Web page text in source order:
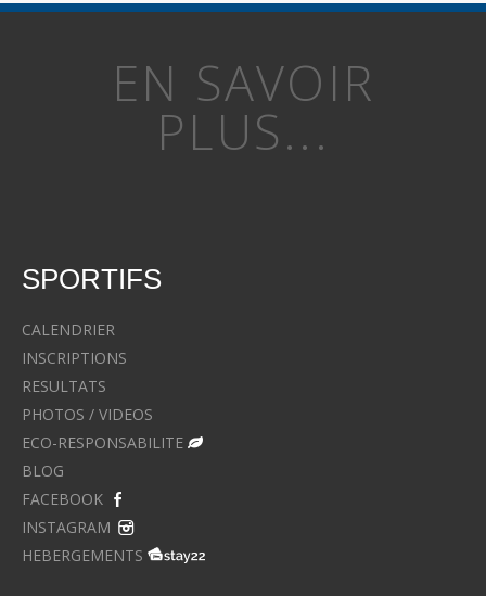
EN SAVOIR
PLUS...
SPORTIFS
CALENDRIER
INSCRIPTIONS
RESULTATS
PHOTOS / VIDEOS
ECO-RESPONSABILITE
BLOG
FACEBOOK
INSTAGRAM
HEBERGEMENTS